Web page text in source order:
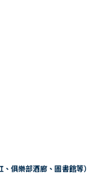
俱樂部酒廊、圖書館等）